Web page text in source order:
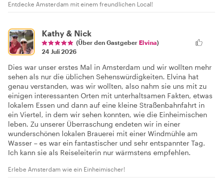
Entdecke Amsterdam mit einem freundlichen Local!
Kathy & Nick
(Über den Gastgeber Elvina)
24 Juli 2026
Dies war unser erstes Mal in Amsterdam und wir wollten mehr
sehen als nur die üblichen Sehenswürdigkeiten. Elvina hat
genau verstanden, was wir wollten, also nahm sie uns mit zu
einigen interessanten Orten mit unterhaltsamen Fakten, etwas
lokalem Essen und dann auf eine kleine Straßenbahnfahrt in
ein Viertel, in dem wir sehen konnten, wie die Einheimischen
leben. Zu unserer Überraschung endeten wir in einer
wunderschönen lokalen Brauerei mit einer Windmühle am
Wasser – es war ein fantastischer und sehr entspannter Tag.
Ich kann sie als Reiseleiterin nur wärmstens empfehlen.
Erlebe Amsterdam wie ein Einheimischer!